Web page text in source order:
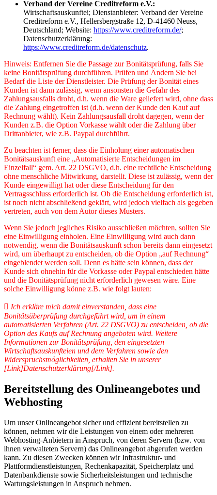
Verband der Vereine Creditreform e.V.:
Wirtschaftsauskunftei; Dienstanbieter: Verband der Vereine
Creditreform e.V., Hellersbergstraße 12, D-41460 Neuss,
Deutschland; Website: https://www.creditreform.de/;
Datenschutzerklärung:
https://www.creditreform.de/datenschutz.
Hinweis: Entfernen Sie die Passage zur Bonitätsprüfung, falls Sie
keine Bonitätsprüfung durchführen. Prüfen und Ändern Sie bei
Bedarf die Liste der Dienstleister. Die Prüfung der Bonität eines
Kunden ist dann zulässig, wenn ansonsten die Gefahr des
Zahlungsausfalls droht, d.h. wenn die Ware geliefert wird, ohne dass
die Zahlung eingetroffen ist (d.h. wenn der Kunde den Kauf auf
Rechnung wählt). Kein Zahlungsausfall droht dagegen, wenn der
Kunden z.B. die Option Vorkasse wählt oder die Zahlung über
Drittanbieter, wie z.B. Paypal durchführt.
Zu beachten ist ferner, dass die Einholung einer automatischen
Bonitätsauskunft eine „Automatisierte Entscheidungen im
Einzelfall“ gem. Art. 22 DSGVO, d.h. eine rechtliche Entscheidung
ohne menschliche Mitwirkung, darstellt. Diese ist zulässig, wenn der
Kunde eingewilligt hat oder diese Entscheidung für den
Vertragsschluss erforderlich ist. Ob die Entscheidung erforderlich ist,
ist noch nicht abschließend geklärt, wird jedoch vielfach als gegeben
vertreten, auch von dem Autor dieses Musters.
Wenn Sie jedoch jegliches Risiko ausschließen möchten, sollten Sie
eine Einwilligung einholen. Eine Einwilligung wird auch dann
notwendig, wenn die Bonitätsauskunft schon bereits dann eingesetzt
wird, um überhaupt zu entscheiden, ob die Option „auf Rechnung“
eingeblendet werden soll. Denn es hätte sein können, dass der
Kunde sich ohnehin für die Vorkasse oder Paypal entschieden hätte
und die Bonitätsprüfung nicht erforderlich gewesen wäre. Eine
solche Einwilligung könne z.B. wie folgt lauten:
 Ich erkläre mich damit einverstanden, dass eine
Bonitätsüberprüfung durchgeführt wird, um in einem
automatisierten Verfahren (Art. 22 DSGVO) zu entscheiden, ob die
Option des Kaufs auf Rechnung angeboten wird. Weitere
Informationen zur Bonitätsprüfung, den eingesetzten
Wirtschaftsauskunfteien und dem Verfahren sowie den
Widerspruchsmöglichkeiten, erhalten Sie in unserer
[Link]Datenschutzerklärung[/Link].
Bereitstellung des Onlineangebotes und
Webhosting
Um unser Onlineangebot sicher und effizient bereitstellen zu
können, nehmen wir die Leistungen von einem oder mehreren
Webhosting-Anbietern in Anspruch, von deren Servern (bzw. von
ihnen verwalteten Servern) das Onlineangebot abgerufen werden
kann. Zu diesen Zwecken können wir Infrastruktur- und
Plattformdienstleistungen, Rechenkapazität, Speicherplatz und
Datenbankdienste sowie Sicherheitsleistungen und technische
Wartungsleistungen in Anspruch nehmen.